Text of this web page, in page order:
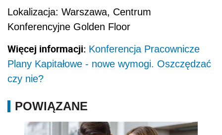
Lokalizacja: Warszawa, Centrum
Konferencyjne Golden Floor
Więcej informacji: Konferencja Pracownicze
Plany Kapitałowe - nowe wymogi. Oszczędzać
czy nie?
POWIĄZANE